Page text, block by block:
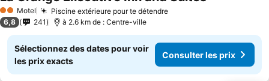
2 ÉtoilesMotel Piscine extérieure pour te détendreConsulter les prix
Consulter les
6,8 241 à 2.6 km de : Centre-ville
Sélectionnez des dates pour voir
les prix exacts
Consulter les prix